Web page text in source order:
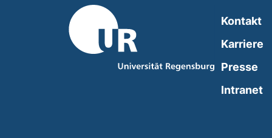
Kontakt
Karriere
Presse
Intranet